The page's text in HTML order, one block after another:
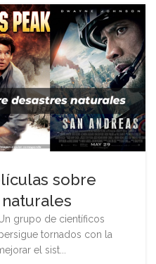
sobre
grupo de científicos
tornados con la
el sist...